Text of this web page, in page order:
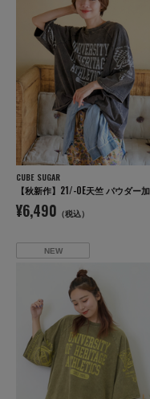
CUBE SUGAR
¥6,490 （税込）
NEW